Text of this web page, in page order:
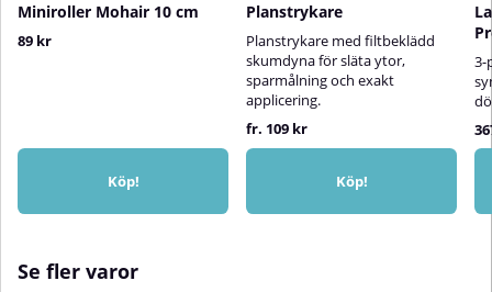
Miniroller Mohair 10 cm
89 kr
Köp!
Planstrykare
Planstrykare med filtbeklädd
skumdyna för släta ytor,
sparmålning och exakt
applicering.
fr. 109 kr
Köp!
3-
Se fler varor